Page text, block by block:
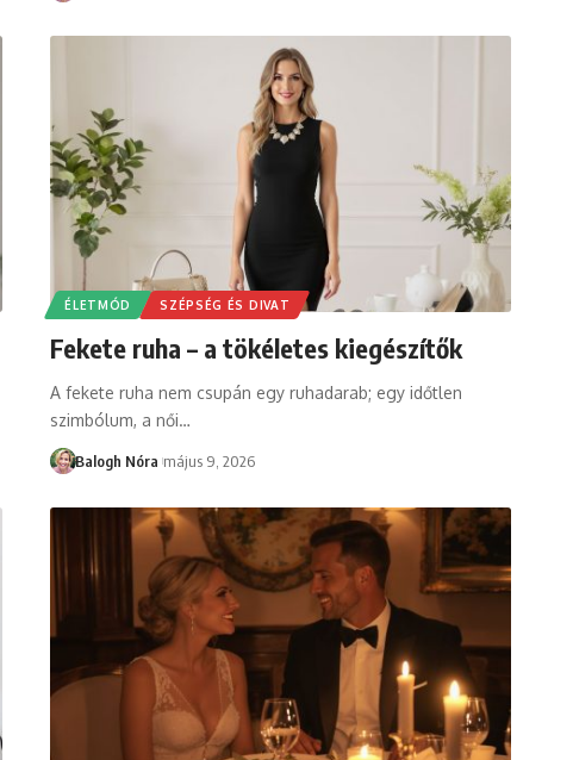
ÉLETMÓD SZÉPSÉG ÉS DIVAT
Fekete ruha – a tökéletes kiegészítők
A fekete ruha nem csupán egy ruhadarab; egy időtlen
szimbólum, a női…
Balogh Nóra május 9, 2026